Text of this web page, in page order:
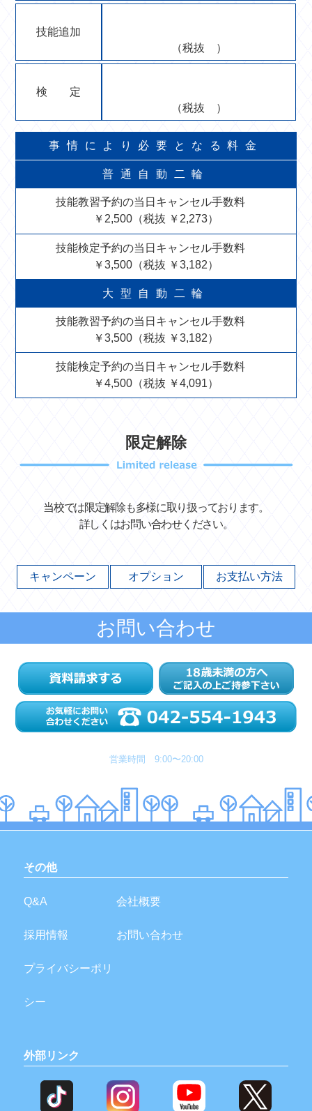
技能追加
（税抜
）
検 定
（税抜
）
事情により必要となる料金
普通自動二輪
技能教習予約の当日キャンセル手数料
￥2,500（税抜 ￥2,273）
技能検定予約の当日キャンセル手数料
￥3,500（税抜 ￥3,182）
大型自動二輪
技能教習予約の当日キャンセル手数料
￥3,500（税抜 ￥3,182）
技能検定予約の当日キャンセル手数料
￥4,500（税抜 ￥4,091）
限定解除
当校では限定解除も多様に取り扱っております。
詳しくはお問い合わせください。
キャンペーン オプション お支払い方法
お問い合わせ
営業時間 9:00〜20:00
その他
Q&A 会社概要
採用情報 お問い合わせ
プライバシーポリ
シー
外部リンク